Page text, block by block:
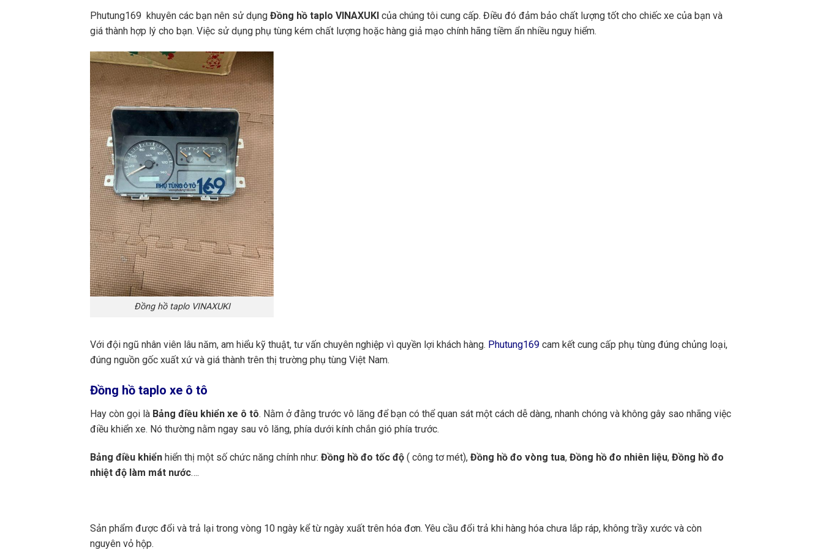
Phutung169 khuyên các bạn nên sử dụng Đồng hồ taplo VINAXUKI của chúng tôi cung cấp. Điều đó đảm bảo chất lượng tốt cho chiếc xe của bạn và
giá thành hợp lý cho bạn. Việc sử dụng phụ tùng kém chất lượng hoặc hàng giả mạo chính hãng tiềm ẩn nhiều nguy hiểm.
Đồng hồ taplo VINAXUKI
Với đội ngũ nhân viên lâu năm, am hiểu kỹ thuật, tư vấn chuyên nghiệp vì quyền lợi khách hàng. Phutung169 cam kết cung cấp phụ tùng đúng chủng loại,
đúng nguồn gốc xuất xứ và giá thành trên thị trường phụ tùng Việt Nam.
Đồng hồ taplo xe ô tô
Hay còn gọi là Bảng điều khiển xe ô tô. Nằm ở đằng trước vô lăng để bạn có thể quan sát một cách dễ dàng, nhanh chóng và không gây sao nhãng việc
điều khiển xe. Nó thường nằm ngay sau vô lăng, phía dưới kính chắn gió phía trước.
Bảng điều khiển hiển thị một số chức năng chính như: Đồng hồ đo tốc độ ( công tơ mét), Đồng hồ đo vòng tua, Đồng hồ đo nhiên liệu, Đồng hồ đo
nhiệt độ làm mát nước….
Sản phẩm được đổi và trả lại trong vòng 10 ngày kể từ ngày xuất trên hóa đơn. Yêu cầu đổi trả khi hàng hóa chưa lắp ráp, không trầy xước và còn
nguyên vỏ hộp.